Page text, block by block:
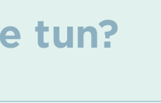
tun?